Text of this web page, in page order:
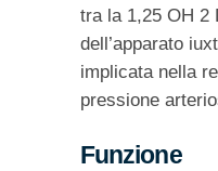
tra la 1,25 OH 2
dell’apparato
implicata nella
pressione
Funzione